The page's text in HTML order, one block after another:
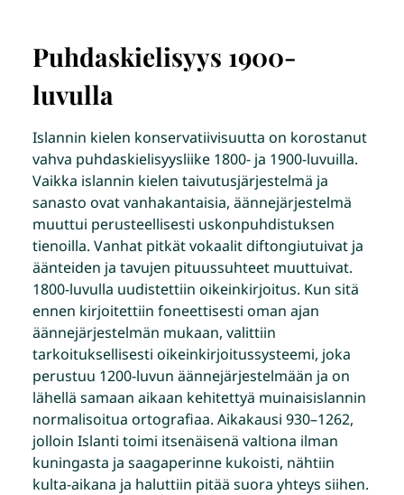
Puhdaskielisyys 1900-
luvulla
Islannin kielen konservatiivisuutta on korostanut
vahva puhdaskielisyysliike 1800- ja 1900-luvuilla.
Vaikka islannin kielen taivutusjärjestelmä ja
sanasto ovat vanhakantaisia, äännejärjestelmä
muuttui perusteellisesti uskonpuhdistuksen
tienoilla. Vanhat pitkät vokaalit diftongiutuivat ja
äänteiden ja tavujen pituussuhteet muuttuivat.
1800-luvulla uudistettiin oikeinkirjoitus. Kun sitä
ennen kirjoitettiin foneettisesti oman ajan
äännejärjestelmän mukaan, valittiin
tarkoituksellisesti oikeinkirjoitussysteemi, joka
perustuu 1200-luvun äännejärjestelmään ja on
lähellä samaan aikaan kehitettyä muinaisislannin
normalisoitua ortografiaa. Aikakausi 930–1262,
jolloin Islanti toimi itsenäisenä valtiona ilman
kuningasta ja saagaperinne kukoisti, nähtiin
kulta-aikana ja haluttiin pitää suora yhteys siihen.